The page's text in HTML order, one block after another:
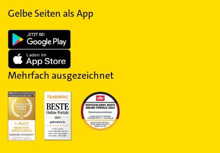
Gelbe Seiten als App
Mehrfach ausgezeichnet